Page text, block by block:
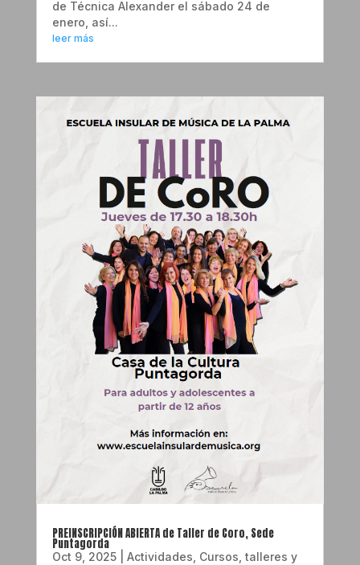
de Técnica Alexander el sábado 24 de
enero, así...
leer más
PREINSCRIPCIÓN ABIERTA de Taller de Coro, Sede
Puntagorda
Oct 9, 2025| Actividades Cursos, talleres y